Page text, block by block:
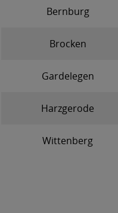
Bernburg
Brocken
Gardelegen
Harzgerode
Wittenberg